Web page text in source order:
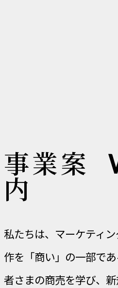
事業案
内
私たちは、マーケティ
作を「商い」の一部で
者さまの商売を学び、